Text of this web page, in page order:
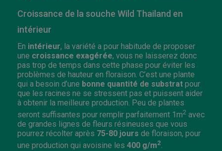
Croissance de la souche Wild Thailand en
intérieur
En intérieur, la variété a pour habitude de proposer
une croissance exagérée, vous ne laisserez donc
pas trop de temps dans cette phase pour éviter les
problèmes de hauteur en floraison. C’est une plante
qui a besoin d’une bonne quantité de substrat pour
que les racines ne se stressent pas et puissent aider
à obtenir la meilleure production. Peu de plantes
seront suffisantes pour remplir parfaitement 1m2 avec
de grandes lignes de fleurs résineuses que vous
pourrez récolter après 75-80 jours de floraison, pour
une production qui avoisine les 400 g/m2.